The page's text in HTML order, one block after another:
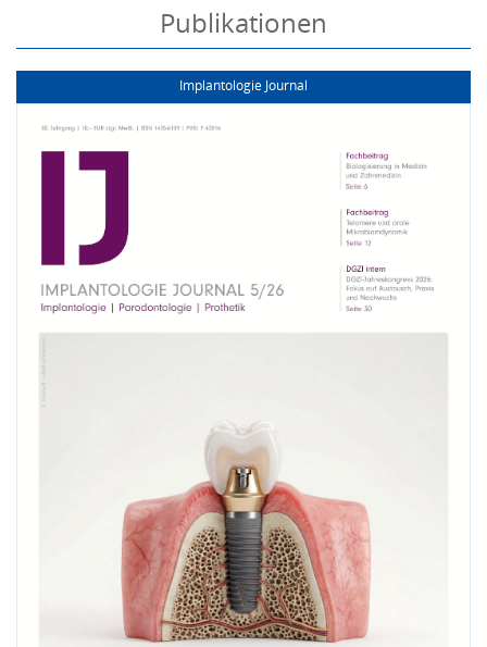
Publikationen
Implantologie Journal